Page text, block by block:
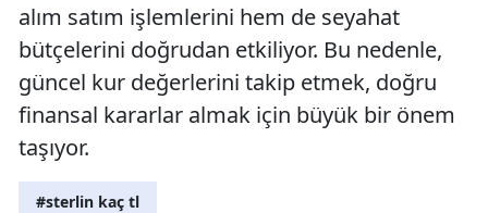
alım satım işlemlerini hem de seyahat
bütçelerini doğrudan etkiliyor. Bu nedenle,
güncel kur değerlerini takip etmek, doğru
finansal kararlar almak için büyük bir önem
taşıyor.
#sterlin kaç tl